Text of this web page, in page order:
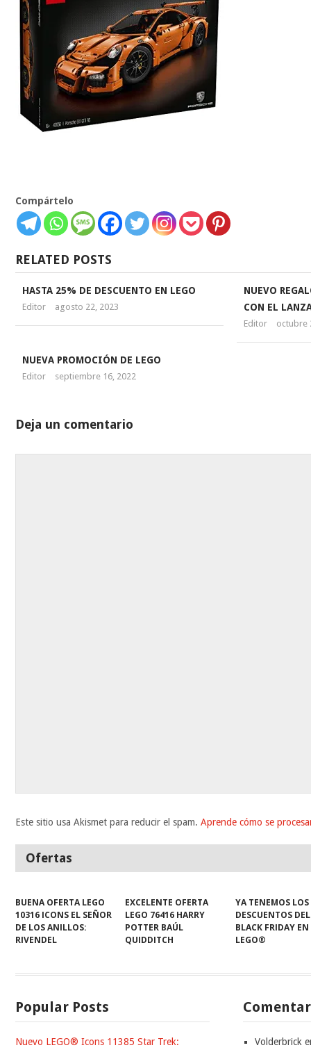
Compártelo
RELATED POSTS
HASTA 25% DE DESCUENTO EN LEGO
Editor agosto 22, 2023
NUEVO
CON EL
Editor octubre
NUEVA PROMOCIÓN DE LEGO
Editor septiembre 16, 2022
Deja un comentario
Este sitio usa Akismet para reducir el spam. Aprende cómo se
Ofertas
BUENA OFERTA LEGO
10316 ICONS EL SEÑOR
DE LOS ANILLOS:
RIVENDEL
EXCELENTE OFERTA
LEGO 76416 HARRY
POTTER BAÚL
QUIDDITCH
YA TENEMOS LOS
DESCUENTOS DEL
BLACK FRIDAY EN
LEGO®
Popular Posts
Nuevo LEGO® Icons 11385 Star Trek:
Volderbrick